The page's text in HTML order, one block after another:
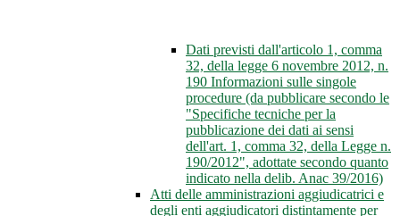
Dati previsti dall'articolo 1, comma
32, della legge 6 novembre 2012, n.
190 Informazioni sulle singole
procedure (da pubblicare secondo le
"Specifiche tecniche per la
pubblicazione dei dati ai sensi
dell'art. 1, comma 32, della Legge n.
190/2012", adottate secondo quanto
indicato nella delib. Anac 39/2016)
Atti delle amministrazioni aggiudicatrici e
degli enti aggiudicatori distintamente per